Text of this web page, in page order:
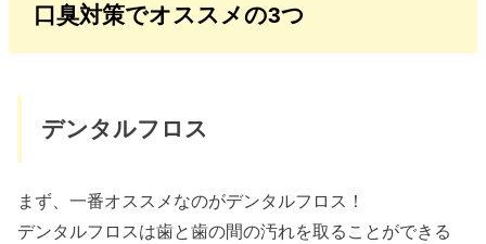
口臭対策でオススメの3つ
デンタルフロス
まず、一番オススメなのがデンタルフロス！
デンタルフロスは歯と歯の間の汚れを取ることができる